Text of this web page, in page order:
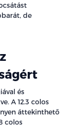
de
és
A 12.3 colos
áttekinthető
colos